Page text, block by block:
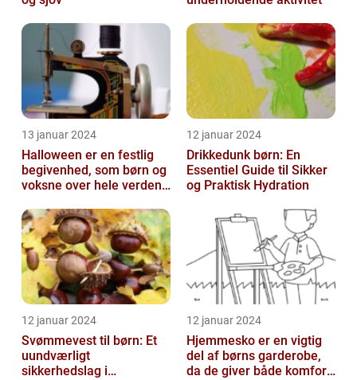
13 januar 2024
Halloween er en festlig
begivenhed, som børn og
voksne over hele verden
12 januar 2024
Drikkedunk børn: En
Essentiel Guide til Sikker
og Praktisk Hydration
12 januar 2024
Svømmevest til børn: Et
uundværligt
sikkerhedslag i
12 januar 2024
Hjemmesko er en vigtig
del af børns garderobe,
da de giver både komfort